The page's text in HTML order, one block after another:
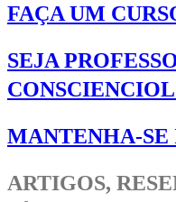
FAÇA UM
SEJA
MANTENHA-
ARTIGOS,